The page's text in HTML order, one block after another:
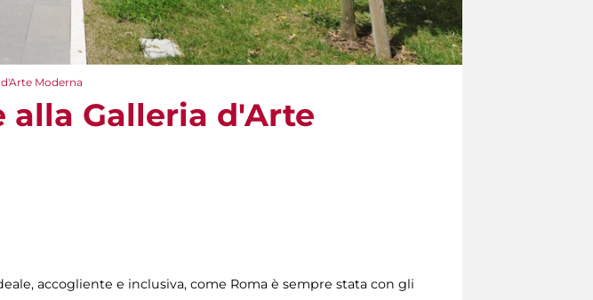
Moderna
alla Galleria d'Arte
accogliente e inclusiva, come Roma è sempre stata con gli